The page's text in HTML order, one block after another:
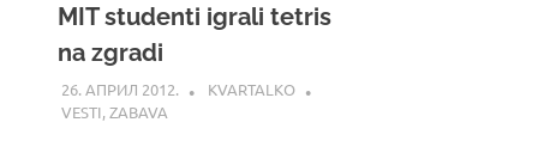
MIT studenti igrali tetris
na zgradi
26. АПРИЛ 2012.
KVARTALKO
VESTI,ZABAVA